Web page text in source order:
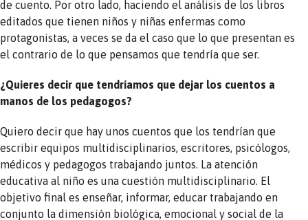
de cuento. Por otro lado, haciendo el análisis de los libros
editados que tienen niños y niñas enfermas como
protagonistas, a veces se da el caso que lo que presentan es
el contrario de lo que pensamos que tendría que ser.
¿Quieres decir que tendríamos que dejar los cuentos a
manos de los pedagogos?
Quiero decir que hay unos cuentos que los tendrían que
escribir equipos multidisciplinarios, escritores, psicólogos,
médicos y pedagogos trabajando juntos. La atención
educativa al niño es una cuestión multidisciplinario. El
objetivo final es enseñar, informar, educar trabajando en
conjunto la dimensión biológica, emocional y social de la